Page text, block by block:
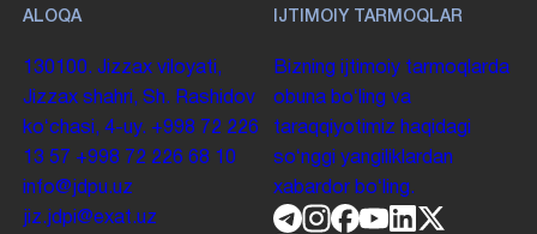
ALOQA
130100. Jizzax viloyati,
Jizzax shahri, Sh. Rashidov
koʻchasi, 4-uy. +998 72 226
13 57 +998 72 226 68 10
info@jdpu.uz
jiz.jdpi@exat.uz
IJTIMOIY TARMOQLAR
Bizning ijtimoiy tarmoqlarda
obuna boʻling va
taraqqiyotimiz haqidagi
soʻnggi yangiliklardan
xabardor boʻling.